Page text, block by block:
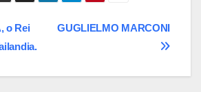
GUGLIELMO MARCONI
o Rei